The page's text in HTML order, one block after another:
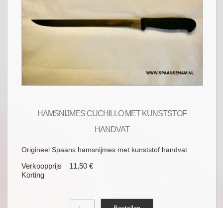
HAMSNIJMES CUCHILLO MET KUNSTSTOF
HANDVAT
Origineel Spaans hamsnijmes met kunststof handvat
Verkoopprijs
11,50 €
Korting